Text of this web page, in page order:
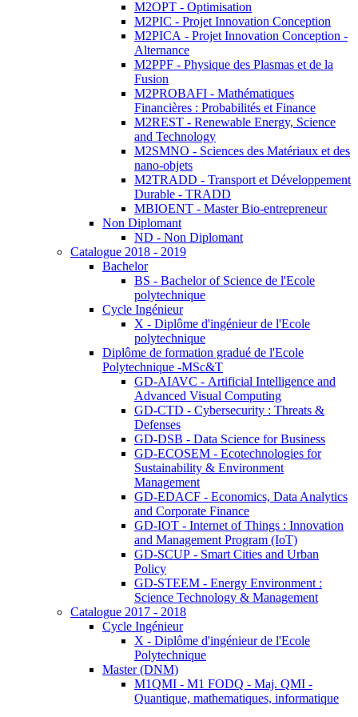
M2OPT - Optimisation
M2PIC - Projet Innovation Conception
M2PICA - Projet Innovation Conception -
Alternance
M2PPF - Physique des Plasmas et de la
Fusion
M2PROBAFI - Mathématiques
Financières : Probabilités et Finance
M2REST - Renewable Energy, Science
and Technology
M2SMNO - Sciences des Matériaux et des
nano-objets
M2TRADD - Transport et Développement
Durable - TRADD
MBIOENT - Master Bio-entrepreneur
Non Diplomant
ND - Non Diplomant
Catalogue 2018 - 2019
Bachelor
BS - Bachelor of Science de l'Ecole
polytechnique
Cycle Ingénieur
X - Diplôme d'ingénieur de l'Ecole
polytechnique
Diplôme de formation gradué de l'Ecole
Polytechnique -MSc&T
GD-AIAVC - Artificial Intelligence and
Advanced Visual Computing
GD-CTD - Cybersecurity : Threats &
Defenses
GD-DSB - Data Science for Business
GD-ECOSEM - Ecotechnologies for
Sustainability & Environment
Management
GD-EDACF - Economics, Data Analytics
and Corporate Finance
GD-IOT - Internet of Things : Innovation
and Management Program (IoT)
GD-SCUP - Smart Cities and Urban
Policy
GD-STEEM - Energy Environment :
Science Technology & Management
Catalogue 2017 - 2018
Cycle Ingénieur
X - Diplôme d'ingénieur de l'Ecole
Polytechnique
Master (DNM)
M1QMI - M1 FODQ - Maj. QMI -
Quantique, mathematiques, informatique